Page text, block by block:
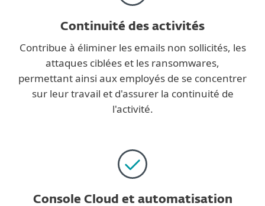
Continuité des activités
Contribue à éliminer les emails non sollicités, les
attaques ciblées et les ransomwares,
permettant ainsi aux employés de se concentrer
sur leur travail et d'assurer la continuité de
l'activité.
Console Cloud et automatisation